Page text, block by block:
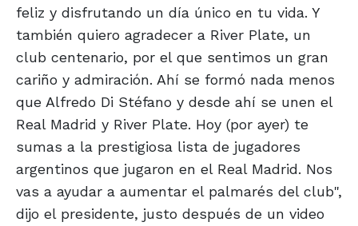
feliz y disfrutando un día único en tu vida. Y
también quiero agradecer a River Plate, un
club centenario, por el que sentimos un gran
cariño y admiración. Ahí se formó nada menos
que Alfredo Di Stéfano y desde ahí se unen el
Real Madrid y River Plate. Hoy (por ayer) te
sumas a la prestigiosa lista de jugadores
argentinos que jugaron en el Real Madrid. Nos
vas a ayudar a aumentar el palmarés del club",
dijo el presidente, justo después de un video